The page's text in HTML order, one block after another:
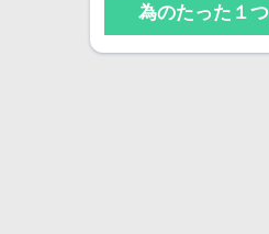
為のたった１つ